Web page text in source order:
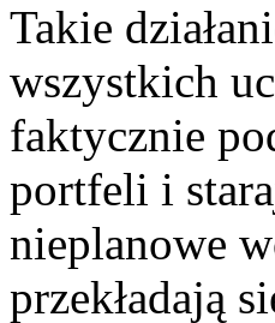
Takie
wszystkich
faktycznie
portfeli i
nieplanowe
przekładają